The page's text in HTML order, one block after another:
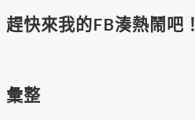
趕快來我的FB湊熱鬧吧！
彙整